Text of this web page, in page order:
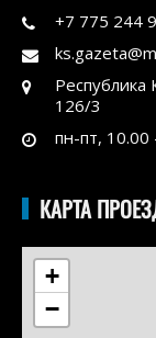
+7 775 244
Республика
126/3
пн-пт, 10.00
КАРТА
+
−